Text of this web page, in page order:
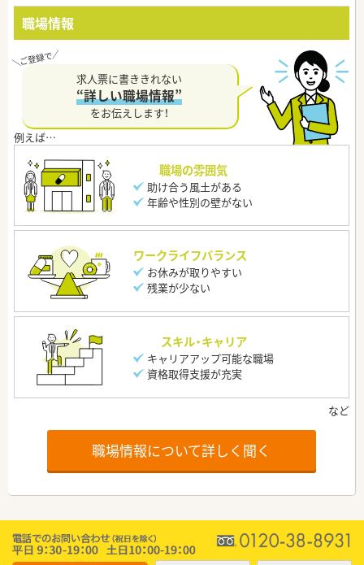
職場情報
求人票に書ききれない
“詳しい職場情報”
をお伝えします！
職場の雰囲気
助け合う風土がある
年齢や性別の壁がない
ワークライフバランス
お休みが取りやすい
残業が少ない
スキル・キャリア
キャリアアップ可能な職場
資格取得支援が充実
職場情報について詳しく聞く